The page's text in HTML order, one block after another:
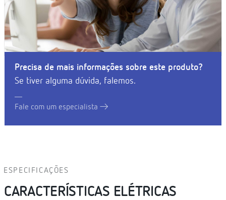
Precisa de mais informações sobre este produto?
Se tiver alguma dúvida, falemos.
Fale com um especialista
ESPECIFICAÇÕES
CARACTERÍSTICAS ELÉTRICAS